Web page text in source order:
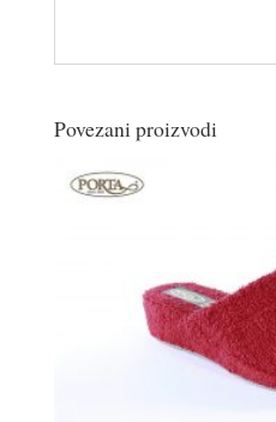
Povezani proizvodi